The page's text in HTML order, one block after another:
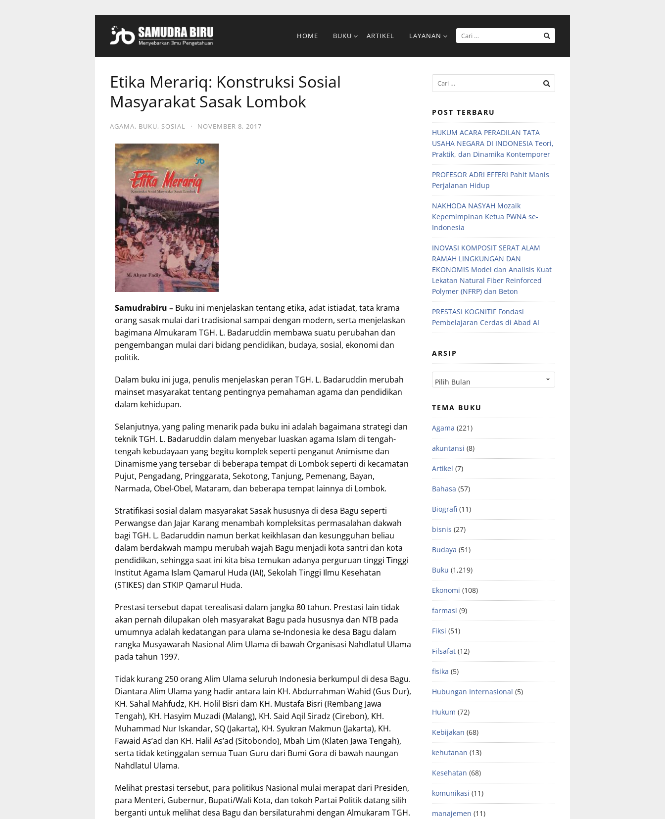
HOME BUKU ARTIKEL LAYANAN
Etika Merariq: Konstruksi Sosial
Masyarakat Sasak Lombok
AGAMA, BUKU, SOSIAL · NOVEMBER 8, 2017
Samudrabiru – Buku ini menjelaskan tentang etika, adat istiadat, tata krama
orang sasak mulai dari tradisional sampai dengan modern, serta menjelaskan
bagimana Almukaram TGH. L. Badaruddin membawa suatu perubahan dan
pengembangan mulai dari bidang pendidikan, budaya, sosial, ekonomi dan
politik.
Dalam buku ini juga, penulis menjelaskan peran TGH. L. Badaruddin merubah
mainset masyarakat tentang pentingnya pemahaman agama dan pendidikan
dalam kehidupan.
Selanjutnya, yang paling menarik pada buku ini adalah bagaimana strategi dan
teknik TGH. L. Badaruddin dalam menyebar luaskan agama Islam di tengah-
tengah kebudayaan yang begitu komplek seperti penganut Animisme dan
Dinamisme yang tersebar di beberapa tempat di Lombok seperti di kecamatan
Pujut, Pengadang, Pringgarata, Sekotong, Tanjung, Pemenang, Bayan,
Narmada, Obel-Obel, Mataram, dan beberapa tempat lainnya di Lombok.
Stratifikasi sosial dalam masyarakat Sasak hususnya di desa Bagu seperti
Perwangse dan Jajar Karang menambah kompleksitas permasalahan dakwah
bagi TGH. L. Badaruddin namun berkat keikhlasan dan kesungguhan beliau
dalam berdakwah mampu merubah wajah Bagu menjadi kota santri dan kota
pendidikan, sehingga saat ini kita bisa temukan adanya perguruan tinggi Tinggi
Institut Agama Islam Qamarul Huda (IAI), Sekolah Tinggi Ilmu Kesehatan
(STIKES) dan STKIP Qamarul Huda.
Prestasi tersebut dapat terealisasi dalam jangka 80 tahun. Prestasi lain tidak
akan pernah dilupakan oleh masyarakat Bagu pada hususnya dan NTB pada
umumnya adalah kedatangan para ulama se-Indonesia ke desa Bagu dalam
rangka Musyawarah Nasional Alim Ulama di bawah Organisasi Nahdlatul Ulama
pada tahun 1997.
Tidak kurang 250 orang Alim Ulama seluruh Indonesia berkumpul di desa Bagu.
Diantara Alim Ulama yang hadir antara lain KH. Abdurrahman Wahid (Gus Dur),
KH. Sahal Mahfudz, KH. Holil Bisri dam KH. Mustafa Bisri (Rembang Jawa
Tengah), KH. Hasyim Muzadi (Malang), KH. Said Aqil Siradz (Cirebon), KH.
Muhammad Nur Iskandar, SQ (Jakarta), KH. Syukran Makmun (Jakarta), KH.
Fawaid As’ad dan KH. Halil As’ad (Sitobondo), Mbah Lim (Klaten Jawa Tengah),
serta tidak ketinggalan semua Tuan Guru dari Bumi Gora di bawah naungan
Nahdlatul Ulama.
Melihat prestasi tersebut, para politikus Nasional mulai merapat dari Presiden,
para Menteri, Gubernur, Bupati/Wali Kota, dan tokoh Partai Politik datang silih
berganti untuk melihat desa Bagu dan bersilaturahmi dengan Almukaram TGH.
POST TERBARU
HUKUM ACARA PERADILAN TATA
USAHA NEGARA DI INDONESIA Teori,
Praktik, dan Dinamika Kontemporer
PROFESOR ADRI EFFERI Pahit Manis
Perjalanan Hidup
NAKHODA NASYAH Mozaik
Kepemimpinan Ketua PWNA se-
Indonesia
INOVASI KOMPOSIT SERAT ALAM
RAMAH LINGKUNGAN DAN
EKONOMIS Model dan Analisis Kuat
Lekatan Natural Fiber Reinforced
Polymer (NFRP) dan Beton
PRESTASI KOGNITIF Fondasi
Pembelajaran Cerdas di Abad AI
ARSIP
TEMA BUKU
Agama (221)
akuntansi (8)
Artikel (7)
Bahasa (57)
Biografi (11)
bisnis (27)
Budaya (51)
Buku (1,219)
Ekonomi (108)
farmasi (9)
Fiksi (51)
Filsafat (12)
fisika (5)
Hubungan Internasional (5)
Hukum (72)
Kebijakan (68)
kehutanan (13)
Kesehatan (68)
komunikasi (11)
manajemen (11)